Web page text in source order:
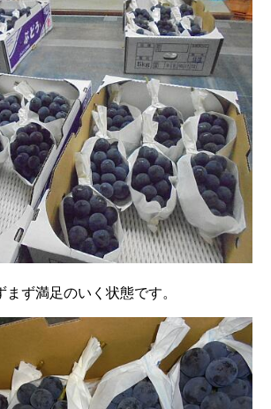
ず満足のいく状態です。